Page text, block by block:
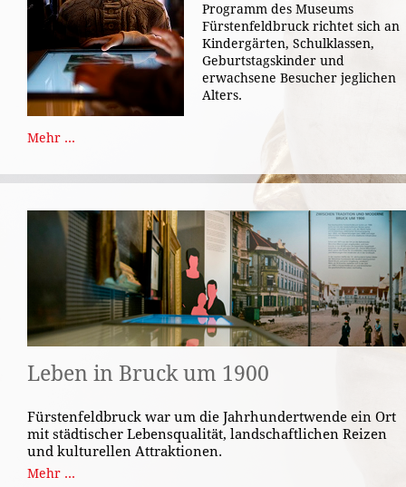
Programm des Museums
Fürstenfeldbruck richtet sich an
Kindergärten, Schulklassen,
Geburtstagskinder und
erwachsene Besucher jeglichen
Alters.
Mehr ...
Leben in Bruck um 1900
Fürstenfeldbruck war um die Jahrhundertwende ein Ort
mit städtischer Lebensqualität, landschaftlichen Reizen
und kulturellen Attraktionen.
Mehr ...